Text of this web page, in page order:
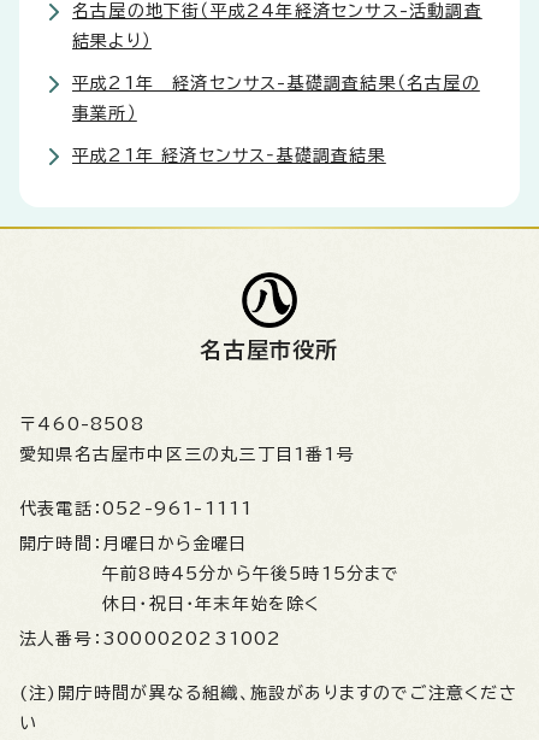
名古屋の地下街（平成24年経済センサス-活動調査
結果より）
平成21年 経済センサス-基礎調査結果（名古屋の
事業所）
平成21年 経済センサス‐基礎調査結果
名古屋市役所
〒460-8508
愛知県名古屋市中区三の丸三丁目1番1号
代表電話： 052-961-1111
開庁時間： 月曜日から金曜日
午前8時45分から午後5時15分まで
休日・祝日・年末年始を除く
法人番号： 3000020231002
(注)開庁時間が異なる組織、施設がありますのでご注意くださ
い